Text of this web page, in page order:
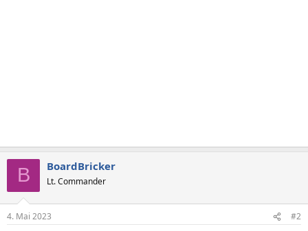
B BoardBricker
Lt. Commander
4. Mai 2023 #2